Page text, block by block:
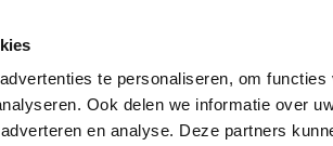
te personaliseren, om
Ook delen we informatie over
en analyse. Deze partners